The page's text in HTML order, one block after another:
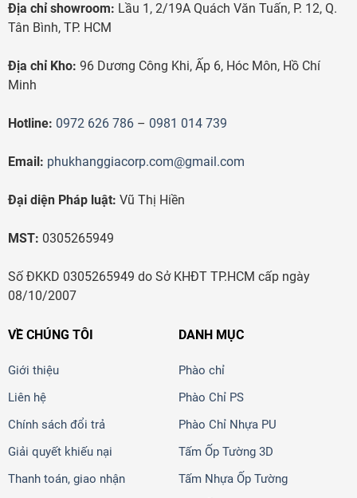
Địa chỉ showroom: Lầu 1, 2/19A Quách Văn Tuấn, P. 12, Q.
Tân Bình, TP. HCM
Địa chỉ Kho: 96 Dương Công Khi, Ấp 6, Hóc Môn, Hồ Chí
Minh
Hotline: 0972 626 786 – 0981 014 739
Email: phukhanggiacorp.com@gmail.com
Đại diện Pháp luật: Vũ Thị Hiền
MST: 0305265949
Số ĐKKD 0305265949 do Sở KHĐT TP.HCM cấp ngày
08/10/2007
VỀ CHÚNG TÔI
Giới thiệu
Liên hệ
Chính sách đổi trả
Giải quyết khiếu nại
Thanh toán, giao nhận
DANH MỤC
Phào chỉ
Phào Chỉ PS
Phào Chỉ Nhựa PU
Tấm Ốp Tường 3D
Tấm Nhựa Ốp Tường